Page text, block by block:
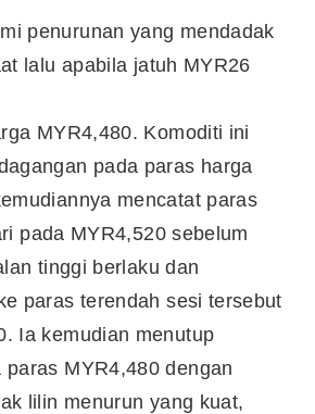
penurunan yang mendadak
lalu apabila jatuh MYR26
MYR4,480. Komoditi ini
pada paras harga
mencatat paras
pada MYR4,520 sebelum
tinggi berlaku dan
paras terendah sesi tersebut
Ia kemudian menutup
MYR4,480 dengan
lilin menurun yang kuat,